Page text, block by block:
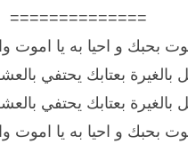
==============
بحبك و احيا به يا اموت
بعتابك يحتفي
بعتابك يحتفي
بحبك و احيا به يا اموت